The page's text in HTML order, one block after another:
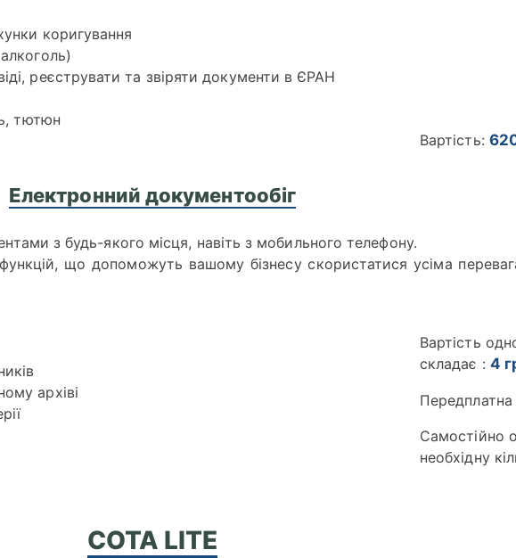
коригування
реєструвати та звіряти документи в ЄРАН
тютюн
Вартість:
Електронний документообіг
з будь-якого місця, навіть з мобильного телефону.
що допоможуть вашому бізнесу скористатися усіма
архіві
Вартість
складає : 4
Самостійно
необхідну
СОТА LITE